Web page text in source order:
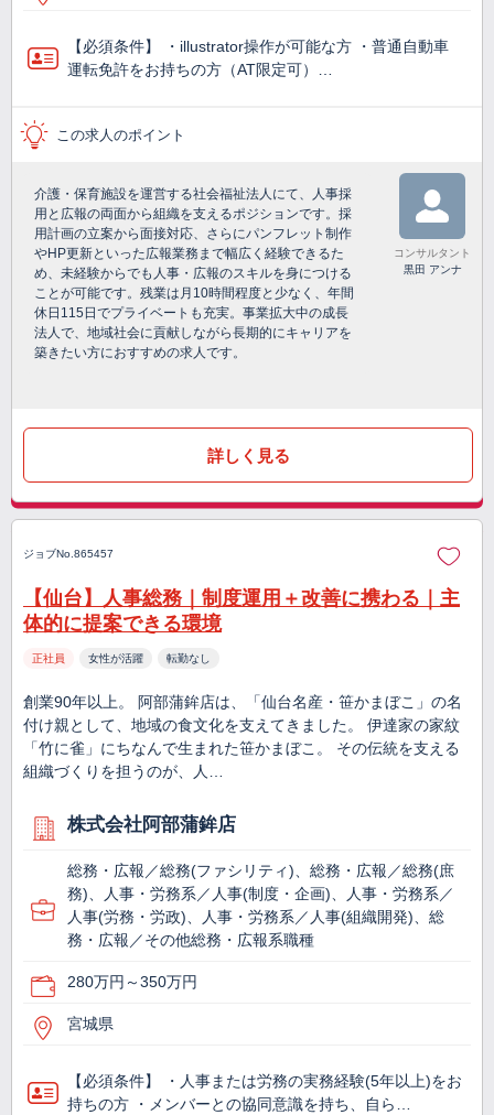
【必須条件】 ・illustrator操作が可能な方 ・普通自動車
運転免許をお持ちの方（AT限定可）…
この求人のポイント
介護・保育施設を運営する社会福祉法人にて、人事採
用と広報の両面から組織を支えるポジションです。採
用計画の立案から面接対応、さらにパンフレット制作
やHP更新といった広報業務まで幅広く経験できるた
め、未経験からでも人事・広報のスキルを身につける
ことが可能です。残業は月10時間程度と少なく、年間
休日115日でプライベートも充実。事業拡大中の成長
法人で、地域社会に貢献しながら長期的にキャリアを
築きたい方におすすめの求人です。
コンサルタント
黒田 アンナ
詳しく見る
ジョブNo.865457
【仙台】人事総務｜制度運用＋改善に携わる｜主
体的に提案できる環境
正社員 女性が活躍 転勤なし
創業90年以上。 阿部蒲鉾店は、「仙台名産・笹かまぼこ」の名
付け親として、地域の食文化を支えてきました。 伊達家の家紋
「竹に雀」にちなんで生まれた笹かまぼこ。 その伝統を支える
組織づくりを担うのが、人…
株式会社阿部蒲鉾店
総務・広報／総務(ファシリティ)、総務・広報／総務(庶
務)、人事・労務系／人事(制度・企画)、人事・労務系／
人事(労務・労政)、人事・労務系／人事(組織開発)、総
務・広報／その他総務・広報系職種
280万円～350万円
宮城県
【必須条件】 ・人事または労務の実務経験(5年以上)をお
持ちの方 ・メンバーとの協同意識を持ち、自ら…